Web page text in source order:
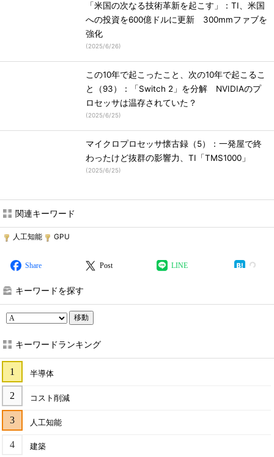
「米国の次なる技術革新を起こす」：TI、米国
への投資を600億ドルに更新 300mmファブを
強化
(2025/6/26)
この10年で起こったこと、次の10年で起こるこ
と（93）：「Switch 2」を分解 NVIDIAのプ
ロセッサは温存されていた？
(2025/6/25)
マイクロプロセッサ懐古録（5）：一発屋で終
わったけど抜群の影響力、TI「TMS1000」
(2025/6/25)
関連キーワード
人工知能 GPU
Share Post LINE
キーワードを探す
移動
キーワードランキング
半導体
コスト削減
人工知能
建築